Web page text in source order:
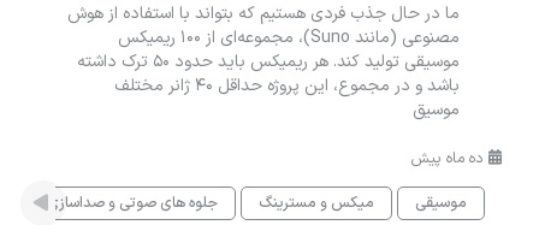
ما در حال جذب فردی هستیم که بتواند با استفاده از هوش
مصنوعی (مانند Suno)، مجموعه‌ای از ۱۰۰ ریمیکس
موسیقی تولید کند. هر ریمیکس باید حدود ۵۰ ترک داشته
باشد و در مجموع، این پروژه حداقل ۴۰ ژانر مختلف
موسیق
ده ماه پیش
موسیقی
میکس و مسترینگ جلوه های صوتی و صداسازی